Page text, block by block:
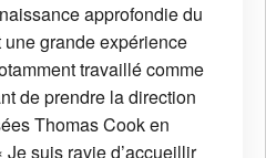
approfondie du
grande expérience
travaillé comme
de prendre la direction
Thomas Cook en
suis ravie d’accueillir